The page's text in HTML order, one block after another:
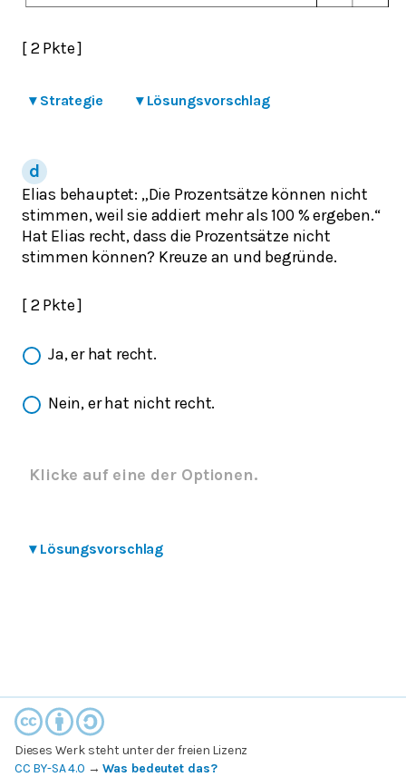
[ 2 Pkte ]
▾ Strategie ▾ Lösungsvorschlag
Elias behauptet: „Die Prozentsätze können nicht
stimmen, weil sie addiert mehr als 100 % ergeben.“
Hat Elias recht, dass die Prozentsätze nicht
stimmen können? Kreuze an und begründe.
[ 2 Pkte ]
Ja, er hat recht.
Nein, er hat nicht recht.
Klicke auf eine der Optionen.
▾ Lösungsvorschlag
Dieses Werk steht unter der freien Lizenz
CC BY-SA 4.0 →Was bedeutet das?